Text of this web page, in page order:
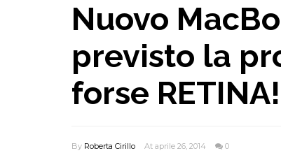
Nuovo
previsto la
forse
By Roberta Cirillo At aprile 26, 2014 0